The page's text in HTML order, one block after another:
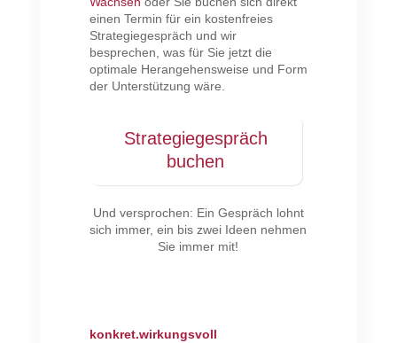
einen Termin für ein kostenfreies
Strategiegespräch und wir
besprechen, was für Sie jetzt die
optimale Herangehensweise und Form
der Unterstützung wäre.
Strategiegespräch
buchen
Und versprochen: Ein Gespräch lohnt
sich immer, ein bis zwei Ideen nehmen
Sie immer mit!
konkret.wirkungsvoll